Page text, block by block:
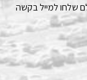
צילם שלחו למייל בקשה